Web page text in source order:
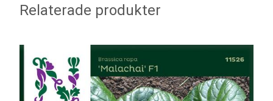
Relaterade produkter